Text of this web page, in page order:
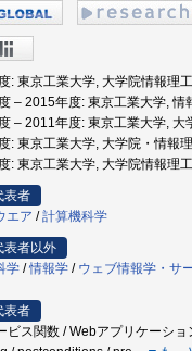
: 東京工業大学, 大学院情報理
– 2015年度: 東京工業大学, 情
– 2011年度: 東京工業大学, 大
: 東京工業大学, 大学院・情報
: 東京工業大学, 大学院情報理
表者
エア /計算機科学
表者以外
学 /情報学 / ウェブ情報学・サ
表者
ビス関数 / Webアプリケーシ